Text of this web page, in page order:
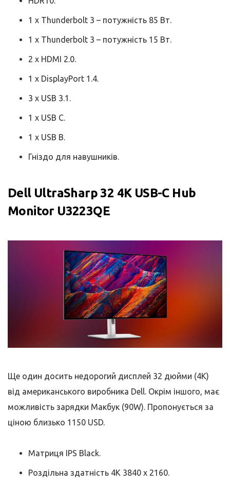
1 x Thunderbolt 3 – потужність 85 Вт.
1 x Thunderbolt 3 – потужність 15 Вт.
2 x HDMI 2.0.
1 x DisplayPort 1.4.
3 x USB 3.1.
1 x USB C.
1 x USB B.
Гніздо для навушників.
Dell UltraSharp 32 4K USB-C Hub
Monitor U3223QE
Ще один досить недорогий дисплей 32 дюйми (4K)
від американського виробника Dell. Окрім іншого, має
можливість зарядки Макбук (90W). Пропонується за
ціною близько 1150 USD.
Матриця IPS Black.
Роздільна здатність 4K 3840 x 2160.